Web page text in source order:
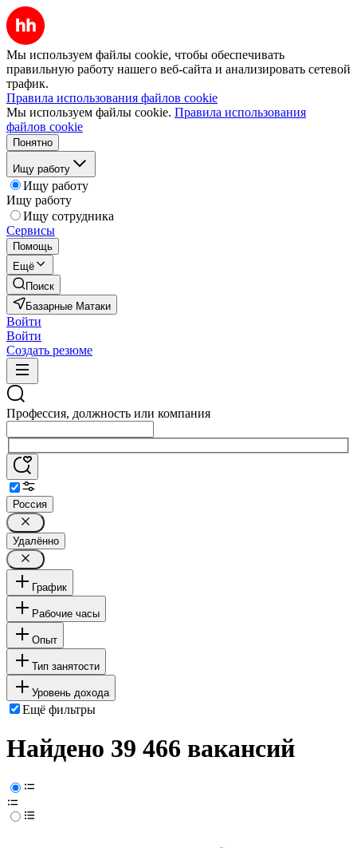
Мы используем файлы cookie, чтобы обеспечивать
правильную работу нашего веб-сайта и анализировать сетевой
трафик.
Правила использования файлов cookie
Мы используем файлы cookie. Правила использования
файлов cookie
Понятно
Ищу работу
Ищу работу
Ищу работу
Ищу сотрудника
Сервисы
Помощь
Ещё
Поиск
Базарные Матаки
Войти
Войти
Создать резюме
Профессия, должность или компания
Россия
Удалённо
График
Рабочие часы
Опыт
Тип занятости
Уровень дохода
Ещё фильтры
Найдено 39 466 вакансий